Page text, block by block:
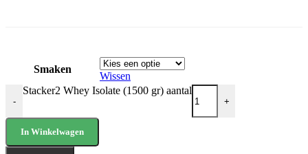
Smaken
Wissen
-
Stacker2 Whey Isolate (1500 gr) aantal
+
In Winkelwagen